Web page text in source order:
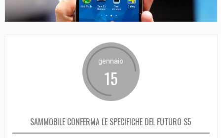
gennaio
15
SAMMOBILE CONFERMA LE SPECIFICHE DEL FUTURO S5